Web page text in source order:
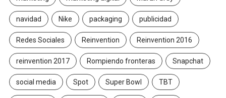
navidad Nike packaging publicidad
Redes Sociales Reinvention Reinvention 2016
reinvention 2017 Rompiendo fronteras Snapchat
social media Spot Super Bowl TBT